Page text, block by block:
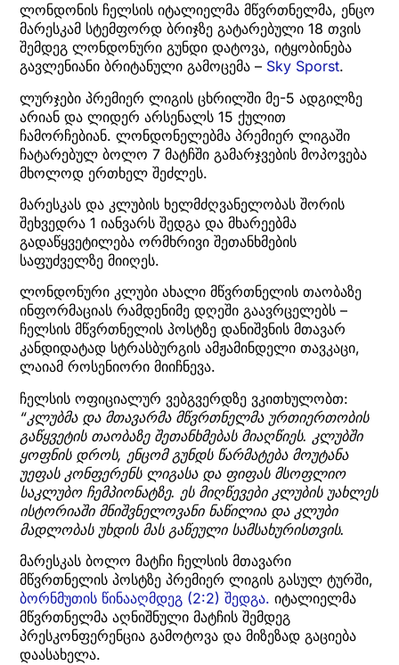
ლონდონის ჩელსის იტალიელმა მწვრთნელმა, ენცო
მარესკამ სტემფორდ ბრიჯზე გატარებული 18 თვის
შემდეგ ლონდონური გუნდი დატოვა, იტყობინება
გავლენიანი ბრიტანული გამოცემა – Sky Sporst.
ლურჯები პრემიერ ლიგის ცხრილში მე-5 ადგილზე
არიან და ლიდერ არსენალს 15 ქულით
ჩამორჩებიან. ლონდონელებმა პრემიერ ლიგაში
ჩატარებულ ბოლო 7 მატჩში გამარჯვების მოპოვება
მხოლოდ ერთხელ შეძლეს.
მარესკას და კლუბის ხელმძღვანელობას შორის
შეხვედრა 1 იანვარს შედგა და მხარეებმა
გადაწყვეტილება ორმხრივი შეთანხმების
საფუძველზე მიიღეს.
ლონდონური კლუბი ახალი მწვრთნელის თაობაზე
ინფორმაციას რამდენიმე დღეში გაავრცელებს –
ჩელსის მწვრთნელის პოსტზე დანიშვნის მთავარ
კანდიდატად სტრასბურგის ამჟამინდელი თავკაცი,
ლაიამ როსენიორი მიიჩნევა.
ჩელსის ოფიციალურ ვებგვერდზე ვკითხულობთ:
“კლუბმა და მთავარმა მწვრთნელმა ურთიერთობის
გაწყვეტის თაობაზე შეთანხმებას მიაღწიეს. კლუბში
ყოფნის დროს, ენცომ გუნდს წარმატება მოუტანა
უეფას კონფერენს ლიგასა და ფიფას მსოფლიო
საკლუბო ჩემპიონატზე. ეს მიღწევები კლუბის უახლეს
ისტორიაში მნიშვნელოვანი ნაწილია და კლუბი
მადლობას უხდის მას გაწეული სამსახურისთვის.
მარესკას ბოლო მატჩი ჩელსის მთავარი
მწვრთნელის პოსტზე პრემიერ ლიგის გასულ ტურში,
ბორნმუთის წინააღმდეგ (2:2) შედგა. იტალიელმა
მწვრთნელმა აღნიშნული მატჩის შემდეგ
პრესკონფერენცია გამოტოვა და მიზეზად გაციება
დაასახელა.